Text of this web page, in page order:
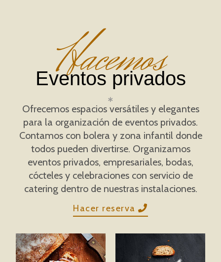
Hacemos
Eventos privados
Ofrecemos espacios versátiles y elegantes
para la organización de eventos privados.
Contamos con bolera y zona infantil donde
todos pueden divertirse. Organizamos
eventos privados, empresariales, bodas,
cócteles y celebraciones con servicio de
catering dentro de nuestras instalaciones.
Hacer reserva